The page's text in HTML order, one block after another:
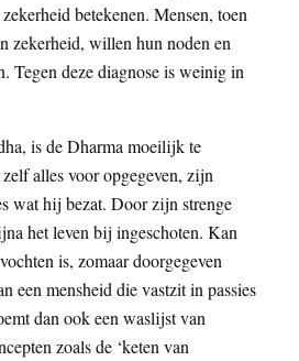
betekenen. Mensen, toen
zekerheid, willen hun noden en
Tegen deze diagnose is weinig in
is de Dharma moeilijk te
alles voor opgegeven, zijn
wat hij bezat. Door zijn strenge
het leven bij ingeschoten. Kan
is, zomaar doorgegeven
een mensheid die vastzit in passies
dan ook een waslijst van
zoals de ‘keten van